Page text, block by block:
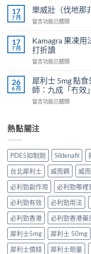
鋼
導
不
孕
嗎？
科
實
證
告
真
相，
孕
男
性
必
讀〉
中
常
人
吃
利
士
怎
3
位
網
友
實
體
＋
醫
學
真
相
大
公
開〉
中
17
7 月
樂威壯（伐地那
在
威
壯
（伐
地
非）
效
果、
服
印
20〉
中
留言功能已關閉
17
7 月
Kamagra 果凍
打折讀
在
果
凍
用
法
作
凍
威
嘅
速
效
話
術
要
打
折
讀〉
中
留言功能已關閉
26
6 月
犀利士 5mg 點
師：九成「冇效
在
士
5mg
食
先
有
效？
冇
效
嘅
原
因
逐
個
捉
——
留言功能已關閉
熱點關注
PDE5抑制劑 Sildenafil
台北犀利士
威而鋼 威
必利勁副作用
必利勁哪裡
必利勁有效
必利勁用法
必利勁香港
必利勁香港藥
犀利士5mg
犀利士 50mg
犀利士價錢
犀利士劑量